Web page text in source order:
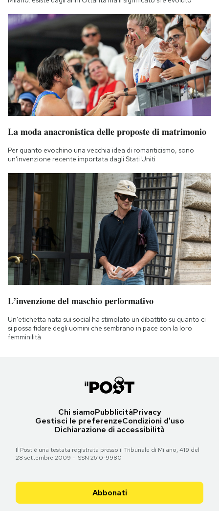
La moda anacronistica delle proposte di matrimonio
Per quanto evochino una vecchia idea di romanticismo, sono
un'invenzione recente importata dagli Stati Uniti
L’invenzione del maschio performativo
Un'etichetta nata sui social ha stimolato un dibattito su quanto ci
si possa fidare degli uomini che sembrano in pace con la loro
femminilità
Chi siamoPubblicitàPrivacy
Gestisci le preferenzeCondizioni d'uso
Dichiarazione di accessibilità
Il Post è una testata registrata presso il Tribunale di Milano, 419 del
28 settembre 2009 - ISSN 2610-9980
Abbonati